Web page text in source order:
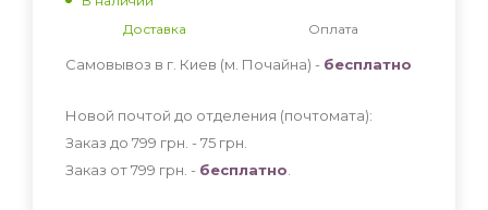
Доставка
Оплата
Самовывоз в г. Киев (м. Почайна) - бесплатно
Новой почтой до отделения (почтомата):
Заказ до 799 грн. - 75 грн
Заказ от 799 грн. - бесплатно